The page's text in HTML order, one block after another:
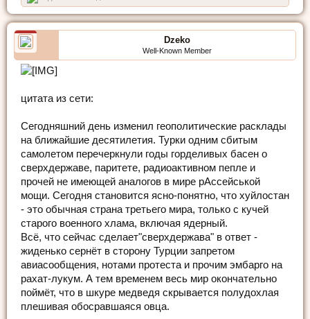
Dzeko
Well-Known Member
цитата из сети:
Сегодняшний день изменил геополитические расклады
на ближайшие десятилетия. Турки одним сбитым
самолетом перечеркнули годы горделивых басен о
сверхдержаве, паритете, радиоактивном пепле и
прочей не имеющей аналогов в мире рАссейськой
мощи. Сегодня становится ясно-понятно, что хуйлостан
- это обычная страна третьего мира, только с кучей
старого военного хлама, включая ядерный.
Всё, что сейчас сделает"сверхдержава" в ответ -
жиденько сернёт в сторону Турции запретом
авиасообщения, нотами протеста и прочим эмбарго на
рахат-лукум. А тем временем весь мир окончательно
поймёт, что в шкуре медведя скрывается полудохлая
плешивая обосравшаяся овца.